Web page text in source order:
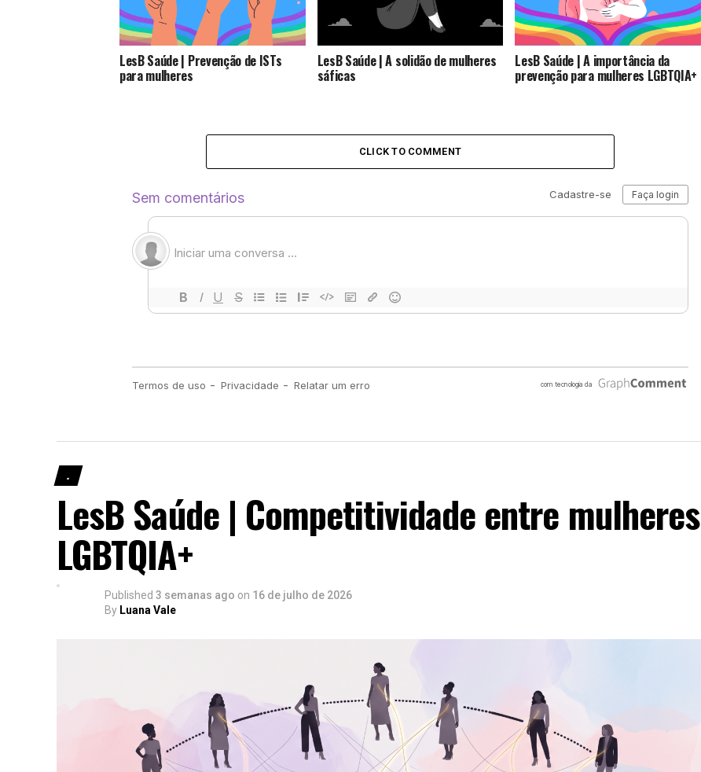
LesB Saúde | Prevenção de ISTs
para mulheres
LesB Saúde | A solidão de mulheres
sáficas
LesB Saúde | A importância da
prevenção para mulheres LGBTQIA+
CLICK TO COMMENT
.
LesB Saúde | Competitividade entre mulheres
LGBTQIA+
Published 3 semanas ago on 16 de julho de 2026
By Luana Vale